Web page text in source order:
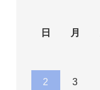
日 月
2 3